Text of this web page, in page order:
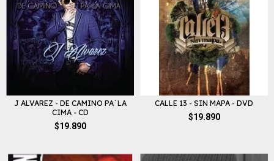
J ALVAREZ - DE CAMINO PA´LA
CIMA - CD
$19.890
CALLE 13 - SIN MAPA - DVD
$19.890